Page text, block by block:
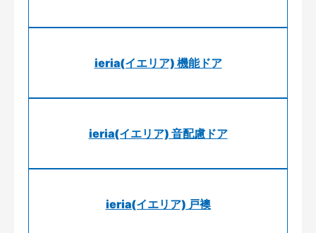
ieria(イエリア) 機能ドア
ieria(イエリア) 音配慮ドア
ieria(イエリア) 戸襖